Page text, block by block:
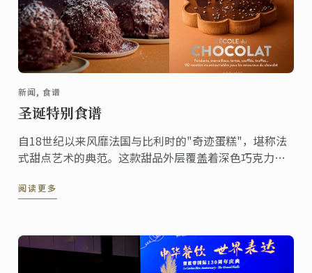
新闻, 食谱
圣诞特别食谱
自18世纪以来风靡法国与比利时的"奇迹蛋糕"，堪称法
式甜点艺术的典范。这款甜品外层覆盖着深色巧克力刨
力慕斯的精妙结合。
阅读更多